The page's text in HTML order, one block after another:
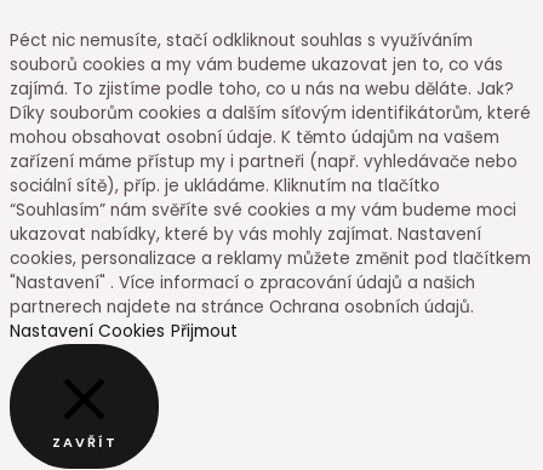
Péct nic nemusíte, stačí odkliknout souhlas s využíváním
souborů cookies a my vám budeme ukazovat jen to, co vás
zajímá. To zjistíme podle toho, co u nás na webu děláte. Jak?
Díky souborům cookies a dalším síťovým identifikátorům, které
mohou obsahovat osobní údaje. K těmto údajům na vašem
zařízení máme přístup my i partneři (např. vyhledávače nebo
sociální sítě), příp. je ukládáme. Kliknutím na tlačítko
“Souhlasím” nám svěříte své cookies a my vám budeme moci
ukazovat nabídky, které by vás mohly zajímat. Nastavení
cookies, personalizace a reklamy můžete změnit pod tlačítkem
"Nastavení" . Více informací o zpracování údajů a našich
partnerech najdete na stránce Ochrana osobních údajů.
Nastavení Cookies Přijmout
ZAVŘÍT